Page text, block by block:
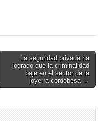
La seguridad privada ha
logrado que la criminalidad
baje en el sector de la
joyería cordobesa →